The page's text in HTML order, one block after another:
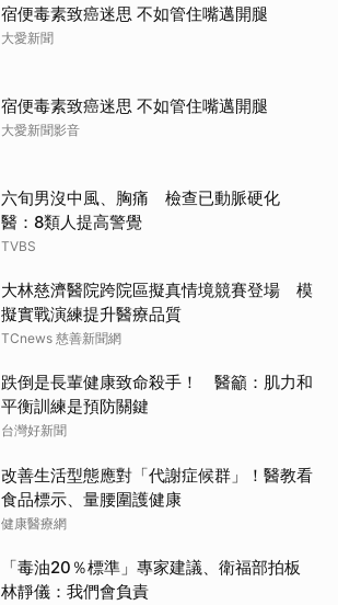
宿便毒素致癌迷思 不如管住嘴邁開腿
大愛新聞
宿便毒素致癌迷思 不如管住嘴邁開腿
大愛新聞影音
六旬男沒中風、胸痛 檢查已動脈硬化
醫：8類人提高警覺
TVBS
大林慈濟醫院跨院區擬真情境競賽登場 模
擬實戰演練提升醫療品質
TCnews 慈善新聞網
跌倒是長輩健康致命殺手！ 醫籲：肌力和
平衡訓練是預防關鍵
台灣好新聞
改善生活型態應對「代謝症候群」！醫教看
食品標示、量腰圍護健康
健康醫療網
「毒油20％標準」專家建議、衛福部拍板
林靜儀：我們會負責